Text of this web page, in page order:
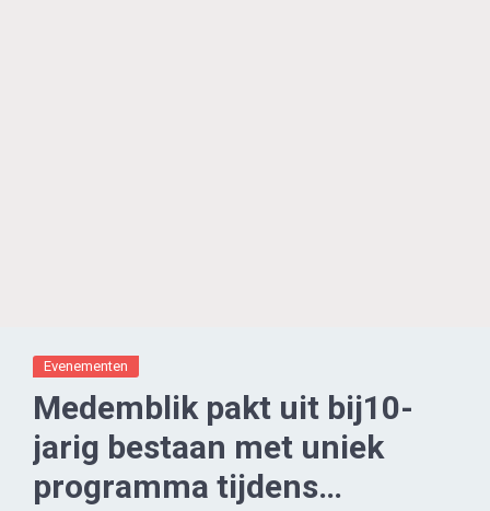
Evenementen
Medemblik pakt uit bij10-
jarig bestaan met uniek
programma tijdens